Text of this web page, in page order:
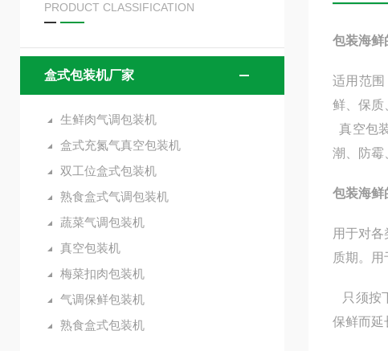
PRODUCT CLASSIFICATION
盒式包装机厂家
生鲜肉气调包装机
盒式充氮气真空包装机
双工位盒式包装机
熟食盒式气调包装机
蔬菜气调包装机
真空包装机
梅菜扣肉包装机
气调保鲜包装机
熟食盒式包装机
包装海鲜
适用范
鲜、保质
真空包
潮、防霉
包装海鲜
用于对
质期。
只须按
保鲜而延